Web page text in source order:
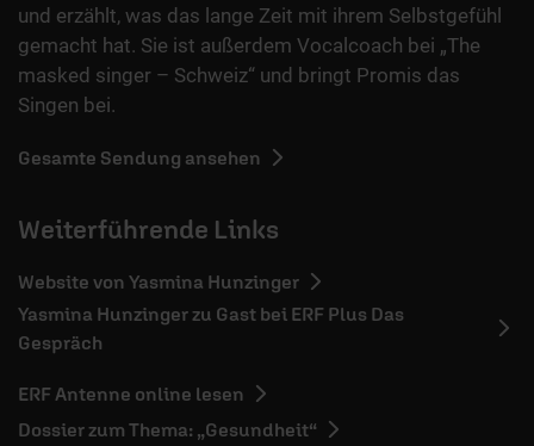
und erzählt, was das lange Zeit mit ihrem Selbstgefühl
gemacht hat. Sie ist außerdem Vocalcoach bei „The
masked singer – Schweiz“ und bringt Promis das
Singen bei.
Gesamte Sendung ansehen
Weiterführende Links
Website von Yasmina Hunzinger
Yasmina Hunzinger zu Gast bei ERF Plus Das
Gespräch
ERF Antenne online lesen
Dossier zum Thema: „Gesundheit“